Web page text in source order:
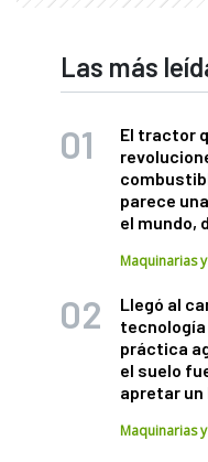
Las más
El tractor
parece
el mundo,
Maquinarias
Llegó al
práctica
el suelo
apretar un
Maquinarias